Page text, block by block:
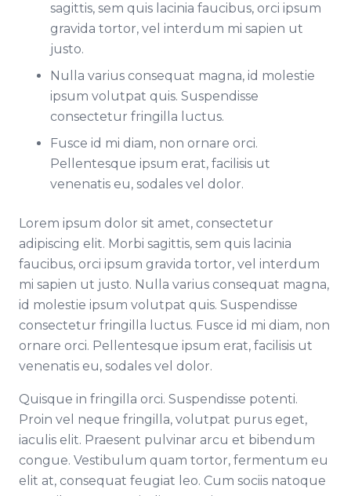
sagittis, sem quis lacinia faucibus, orci ipsum
gravida tortor, vel interdum mi sapien ut
justo.
Nulla varius consequat magna, id molestie
ipsum volutpat quis. Suspendisse
consectetur fringilla luctus.
Fusce id mi diam, non ornare orci.
Pellentesque ipsum erat, facilisis ut
venenatis eu, sodales vel dolor.
Lorem ipsum dolor sit amet, consectetur
adipiscing elit. Morbi sagittis, sem quis lacinia
faucibus, orci ipsum gravida tortor, vel interdum
mi sapien ut justo. Nulla varius consequat magna,
id molestie ipsum volutpat quis. Suspendisse
consectetur fringilla luctus. Fusce id mi diam, non
ornare orci. Pellentesque ipsum erat, facilisis ut
venenatis eu, sodales vel dolor.
Quisque in fringilla orci. Suspendisse potenti.
Proin vel neque fringilla, volutpat purus eget,
iaculis elit. Praesent pulvinar arcu et bibendum
congue. Vestibulum quam tortor, fermentum eu
elit at, consequat feugiat leo. Cum sociis natoque